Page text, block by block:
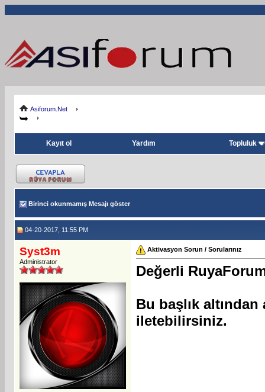
Asiforum.Net
Kayıt ol Yardım Topluluk
Birinci okunmamış Mesajı göster
04-20-2017, 11:55 PM
Syst3m
Administrator
Aktivasyon Sorun / Sorularınız
Değerli
Bu başlık
iletebilirsiniz.